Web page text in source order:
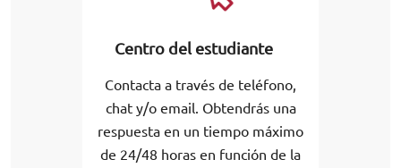
Centro del estudiante
Contacta a través de teléfono,
chat y/o email. Obtendrás una
respuesta en un tiempo máximo
de 24/48 horas en función de la